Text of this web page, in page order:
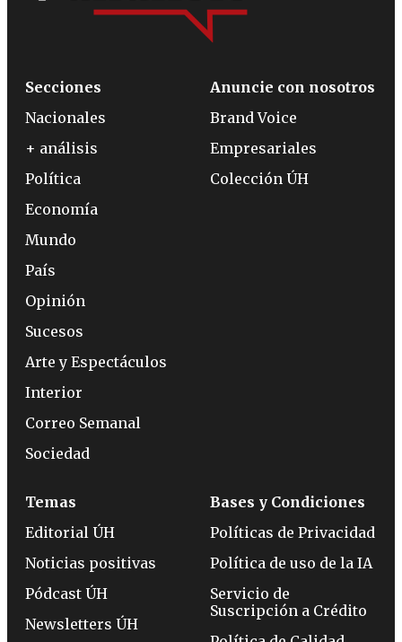
Secciones
Nacionales
+ análisis
Política
Economía
Mundo
País
Opinión
Sucesos
Arte y Espectáculos
Interior
Correo Semanal
Sociedad
Anuncie con nosotros
Brand Voice
Empresariales
Colección ÚH
Temas
Editorial ÚH
Noticias positivas
Pódcast ÚH
Newsletters ÚH
Bases y Condiciones
Políticas de Privacidad
Política de uso de la IA
Servicio de
Suscripción a Crédito